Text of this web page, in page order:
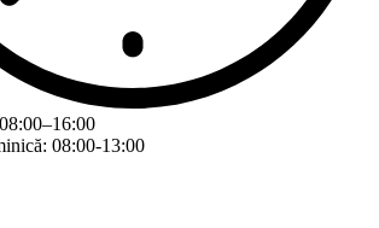
08:00-13:00